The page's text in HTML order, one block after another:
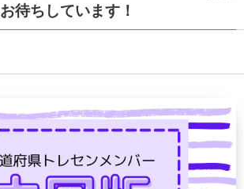
お待ちしています！